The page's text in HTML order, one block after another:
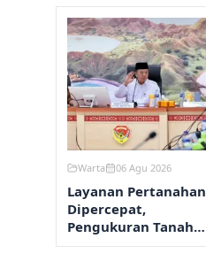
Warta 06 Agu 2026
Layanan Pertanahan
Dipercepat,
Pengukuran Tanah
Maksimal 12 Hari